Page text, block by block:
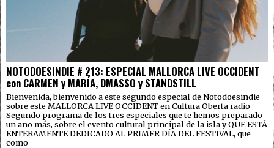
NOTODOESINDIE # 213: ESPECIAL MALLORCA LIVE OCCIDENT
con CARMEN y MARÍA, DMASSO y STANDSTILL
Bienvenida, bienvenido a este segundo especial de Notodoesindie
sobre este MALLORCA LIVE OCCIDENT en Cultura Oberta radio
Segundo programa de los tres especiales que te hemos preparado
un año más, sobre el evento cultural principal de la isla y QUE ESTÁ
ENTERAMENTE DEDICADO AL PRIMER DÍA DEL FESTIVAL, que
como